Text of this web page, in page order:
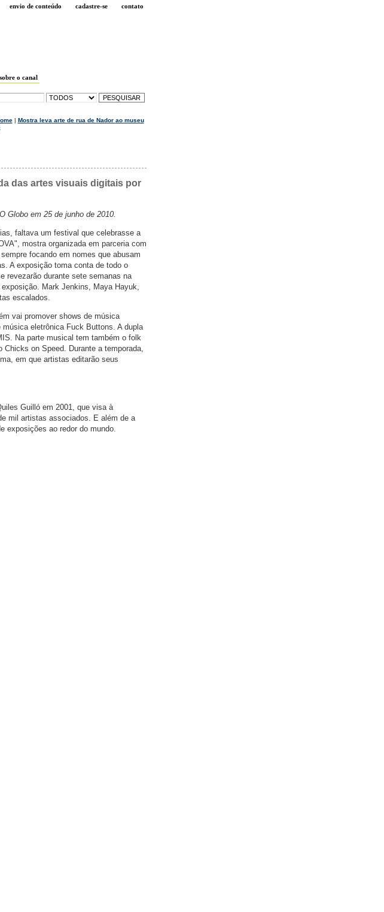
envio de conteúdo cadastre-se contato
sobre o canal
| Mostra leva arte de rua de Nador ao museu
das artes visuais digitais por
Globo em 25 de junho de 2010.
faltava um festival que celebrasse a
mostra organizada em parceria com
focando em nomes que abusam
A exposição toma conta de todo o
revezarão durante sete semanas na
Mark Jenkins, Maya Hayuk,
escalados.
vai promover shows de música
eletrônica Fuck Buttons. A dupla
Na parte musical tem também o folk
on Speed. Durante a temporada,
em que artistas editarão seus
Guilló em 2001, que visa à
mil artistas associados. E além de a
exposições ao redor do mundo.